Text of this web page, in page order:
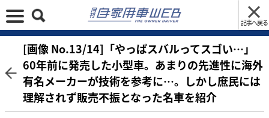
記事へ戻る
[画像 No.13/14]「やっぱスバルってスゴい…」
60年前に発売した小型車。あまりの先進性に海外
有名メーカーが技術を参考に…。しかし庶民には
理解されず販売不振となった名車を紹介